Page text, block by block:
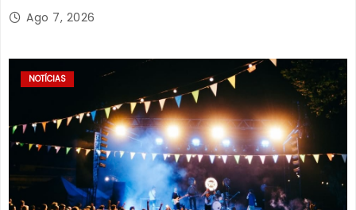
Ago 7, 2026
NOTÍCIAS